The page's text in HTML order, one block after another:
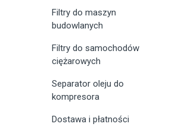
Filtry do maszyn
budowlanych
Filtry do samochodów
ciężarowych
Separator oleju do
kompresora
Dostawa i płatności